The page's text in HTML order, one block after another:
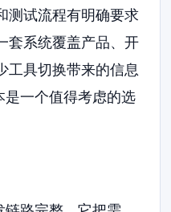
测试流程有明确要求
套系统覆盖产品、开
工具切换带来的信息
是一个值得考虑的选